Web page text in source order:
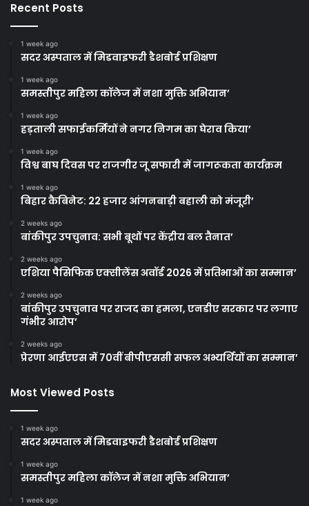
Recent Posts
1 week ago
सदर अस्पताल में मिडवाइफरी डैशबोर्ड प्रशिक्षण
1 week ago
समस्तीपुर महिला कॉलेज में नशा मुक्ति अभियान’
1 week ago
हड़ताली सफाईकर्मियों ने नगर निगम का घेराव किया’
1 week ago
विश्व बाघ दिवस पर राजगीर जू सफारी में जागरूकता कार्यक्रम
1 week ago
बिहार कैबिनेट: 22 हजार आंगनबाड़ी बहाली को मंजूरी’
2 weeks ago
बांकीपुर उपचुनाव: सभी बूथों पर केंद्रीय बल तैनात’
2 weeks ago
एशिया पैसिफिक एक्सीलेंस अवॉर्ड 2026 में प्रतिभाओं का सम्मान’
2 weeks ago
बांकीपुर उपचुनाव पर राजद का हमला, एनडीए सरकार पर लगाए
गंभीर आरोप’
2 weeks ago
प्रेरणा आईएएस में 70वीं बीपीएससी सफल अभ्यर्थियों का सम्मान’
Most Viewed Posts
1 week ago
सदर अस्पताल में मिडवाइफरी डैशबोर्ड प्रशिक्षण
1 week ago
समस्तीपुर महिला कॉलेज में नशा मुक्ति अभियान’
1 week ago